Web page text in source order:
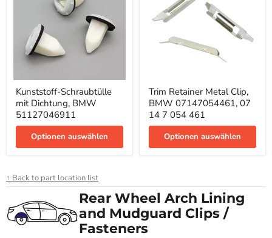
Schraubtülle
mit
Dichtung,
BMW
51127046911
Kunststoff-Schraubtülle
mit Dichtung, BMW
51127046911
Optionen auswählen
Retainer
Metal
Clip,
BMW
07147054461,
Trim Retainer Metal Clip,
BMW 07147054461, 07
14 7 054 461
Optionen auswählen
↑ Back to part location list
Rear Wheel Arch Lining
and Mudguard Clips /
Fasteners